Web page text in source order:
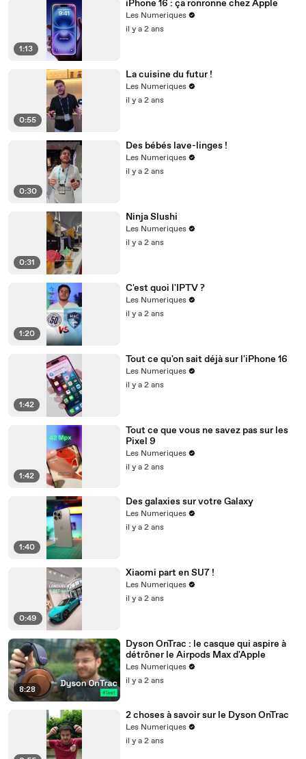
1:13
iPhone 16 : ça ronronne chez Apple
Les Numeriques
il y a 2 ans
0:55
La cuisine du futur !
Les Numeriques
il y a 2 ans
0:30
Des bébés lave-linges !
Les Numeriques
il y a 2 ans
0:31
Ninja Slushi
Les Numeriques
il y a 2 ans
1:20
C'est quoi l'IPTV ?
Les Numeriques
il y a 2 ans
1:42
Tout ce qu'on sait déjà sur l'iPhone 16
Les Numeriques
il y a 2 ans
1:42
Tout ce que vous ne savez pas sur les
Pixel 9
Les Numeriques
il y a 2 ans
1:40
Des galaxies sur votre Galaxy
Les Numeriques
il y a 2 ans
0:49
Xiaomi part en SU7 !
Les Numeriques
il y a 2 ans
8:28
Dyson OnTrac : le casque qui aspire à
détrôner le Airpods Max d'Apple
Les Numeriques
il y a 2 ans
2 choses à savoir sur le Dyson OnTrac
Les Numeriques
il y a 2 ans